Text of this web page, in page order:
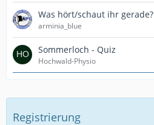
Was hört/schaut ihr gerade?
arminia_blue
Sommerloch - Quiz
Hochwald-Physio
Registrierung